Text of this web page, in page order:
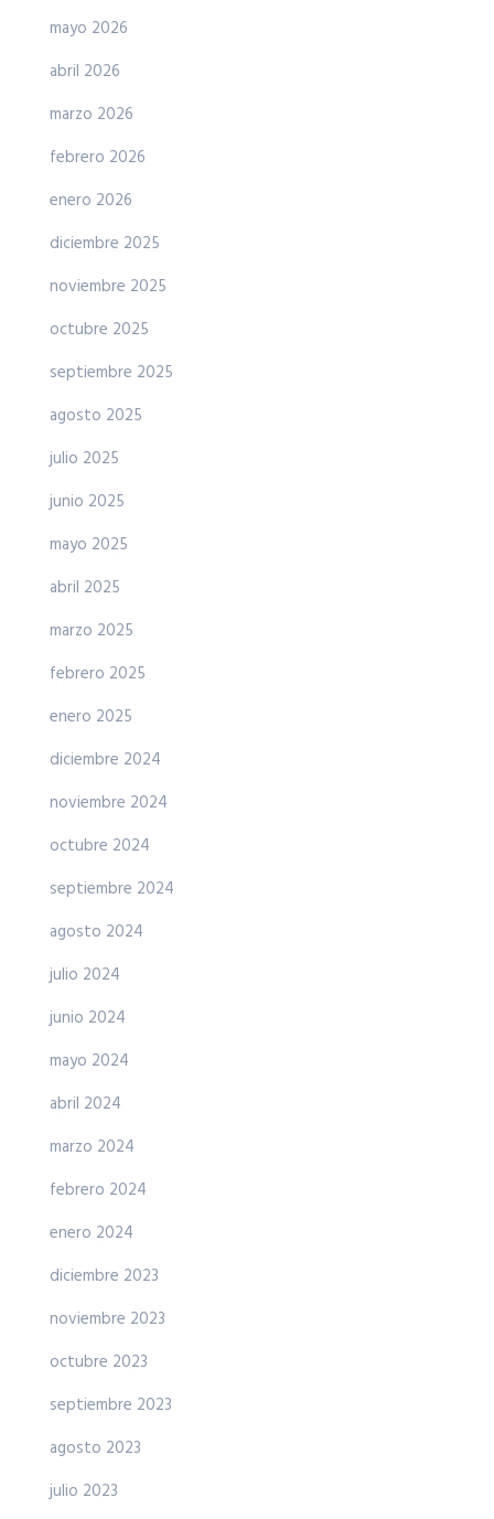
mayo 2026
abril 2026
marzo 2026
febrero 2026
enero 2026
diciembre 2025
noviembre 2025
octubre 2025
septiembre 2025
agosto 2025
julio 2025
junio 2025
mayo 2025
abril 2025
marzo 2025
febrero 2025
enero 2025
diciembre 2024
noviembre 2024
octubre 2024
septiembre 2024
agosto 2024
julio 2024
junio 2024
mayo 2024
abril 2024
marzo 2024
febrero 2024
enero 2024
diciembre 2023
noviembre 2023
octubre 2023
septiembre 2023
agosto 2023
julio 2023